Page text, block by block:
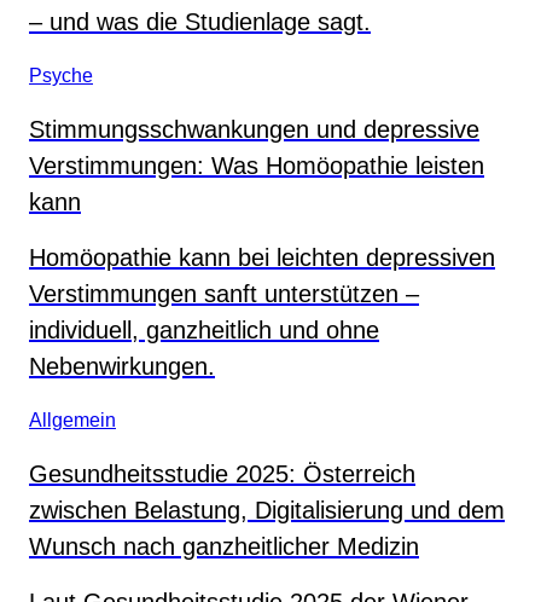
– und was die Studienlage sagt.
Psyche
Stimmungsschwankungen und depressive
Verstimmungen: Was Homöopathie leisten
kann
Homöopathie kann bei leichten depressiven
Verstimmungen sanft unterstützen –
individuell, ganzheitlich und ohne
Nebenwirkungen.
Allgemein
Gesundheitsstudie 2025: Österreich
zwischen Belastung, Digitalisierung und dem
Wunsch nach ganzheitlicher Medizin